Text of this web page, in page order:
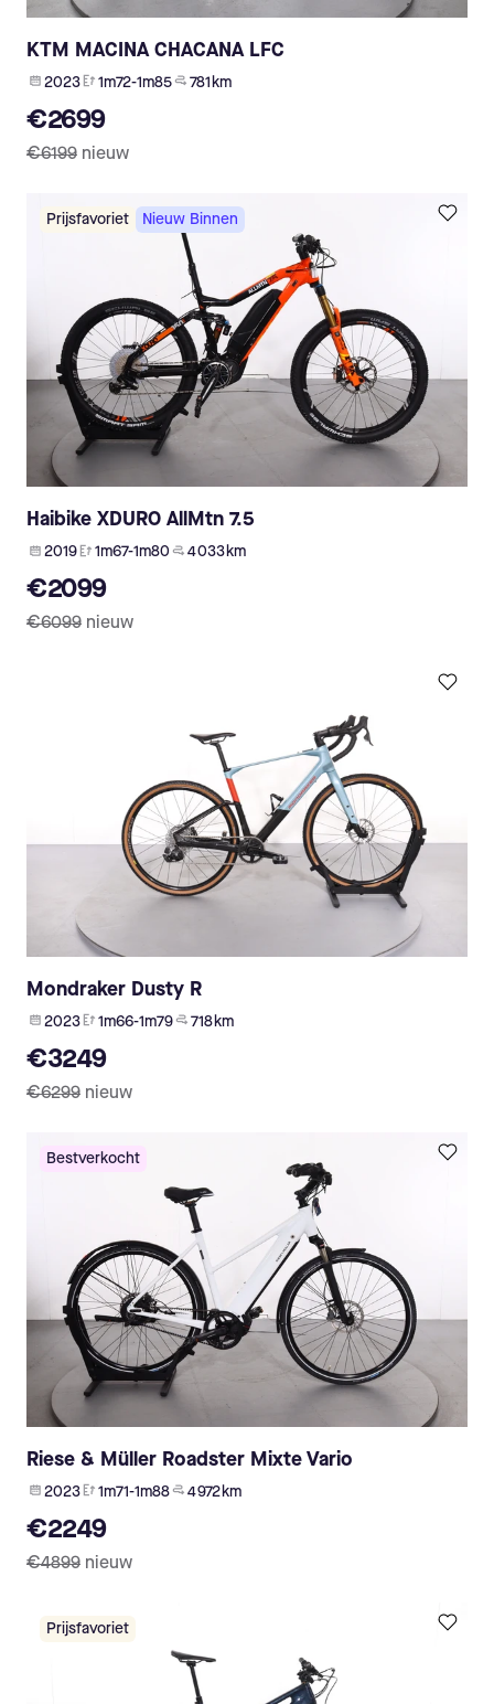
KTM MACINA CHACANA LFC
2023 1m72-1m85 781 km
€2699
€6199 nieuw
Prijsfavoriet Nieuw Binnen
Haibike XDURO AllMtn 7.5
2019 1m67-1m80 4 033 km
€2099
€6099 nieuw
Mondraker Dusty R
2023 1m66-1m79 718 km
€3249
€6299 nieuw
Bestverkocht
Riese & Müller Roadster Mixte Vario
2023 1m71-1m88 4 972 km
€2249
€4899 nieuw
Prijsfavoriet